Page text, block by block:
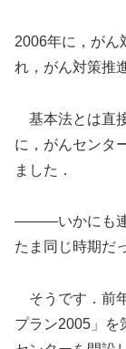
2006年に，がん
れ，がん対策推
基本法とは直
に，がんセンタ
ました．
―――いかにも連
たま同じ時期だ
そうです．前
プラン2005」を